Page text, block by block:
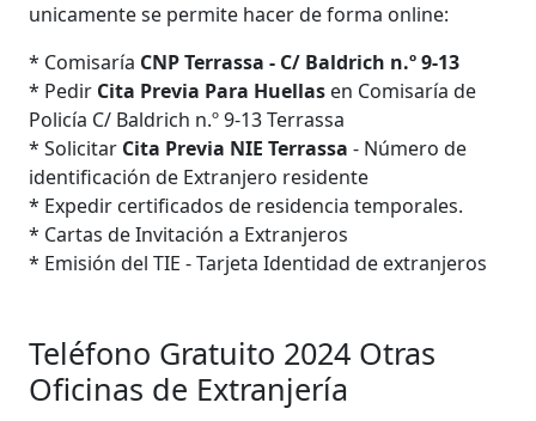
unicamente se permite hacer de forma online:
* Comisaría CNP Terrassa - C/ Baldrich n.º 9-13
* Pedir Cita Previa Para Huellas en Comisaría de
Policía C/ Baldrich n.º 9-13 Terrassa
* Solicitar Cita Previa NIE Terrassa - Número de
identificación de Extranjero residente
* Expedir certificados de residencia temporales.
* Cartas de Invitación a Extranjeros
* Emisión del TIE - Tarjeta Identidad de extranjeros
Teléfono Gratuito 2024 Otras
Oficinas de Extranjería